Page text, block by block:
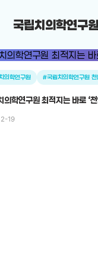
국립치의학연구
의학연구원 #국립치의학연구원 천
의학연구원 최적지는 바로 ‘
19